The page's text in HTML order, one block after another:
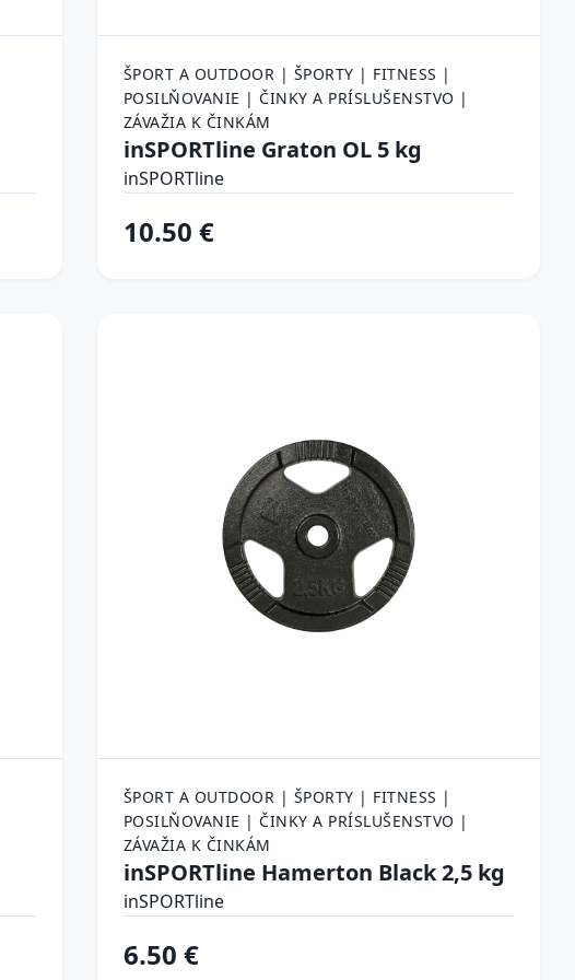
ŠPORT A OUTDOOR | ŠPORTY | FITNESS |
POSILŇOVANIE | ČINKY A PRÍSLUŠENSTVO |
ZÁVAŽIA K ČINKÁM
inSPORTline Graton OL 5 kg
inSPORTline
10.50 €
ŠPORT A OUTDOOR | ŠPORTY | FITNESS |
POSILŇOVANIE | ČINKY A PRÍSLUŠENSTVO |
ZÁVAŽIA K ČINKÁM
inSPORTline Hamerton Black 2,5 kg
inSPORTline
6.50 €